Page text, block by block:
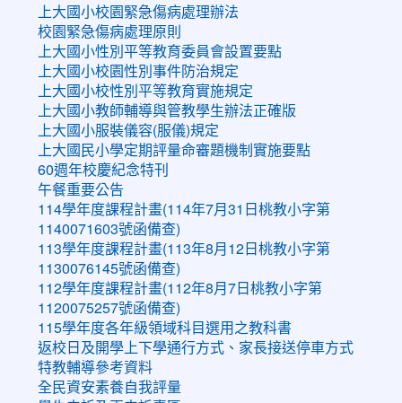
上大國小校園緊急傷病處理辦法
校園緊急傷病處理原則
上大國小性別平等教育委員會設置要點
上大國小校園性別事件防治規定
上大國小校性別平等教育實施規定
上大國小教師輔導與管教學生辦法正確版
上大國小服裝儀容(服儀)規定
上大國民小學定期評量命審題機制實施要點
60週年校慶紀念特刊
午餐重要公告
114學年度課程計畫(114年7月31日桃教小字第
1140071603號函備查)
113學年度課程計畫(113年8月12日桃教小字第
1130076145號函備查)
112學年度課程計畫(112年8月7日桃教小字第
1120075257號函備查)
115學年度各年級領域科目選用之教科書
返校日及開學上下學通行方式、家長接送停車方式
特教輔導參考資料
全民資安素養自我評量